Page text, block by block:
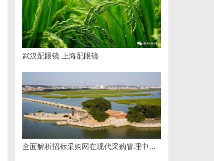
武汉配眼镜 上海配眼镜
全面解析招标采购网在现代采购管理中的重要作用与应用